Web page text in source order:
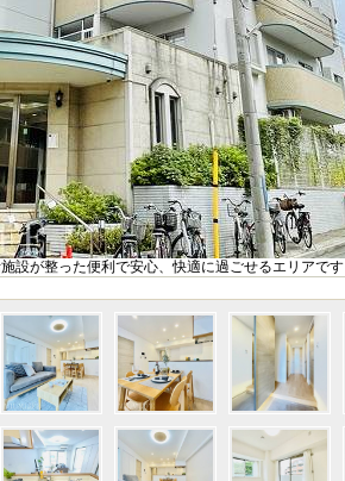
設が整った便利で安心、快適に過ごせるエリアです